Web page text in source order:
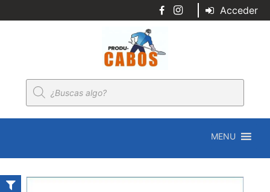
Acceder
Búsqueda
de
productos
MENU